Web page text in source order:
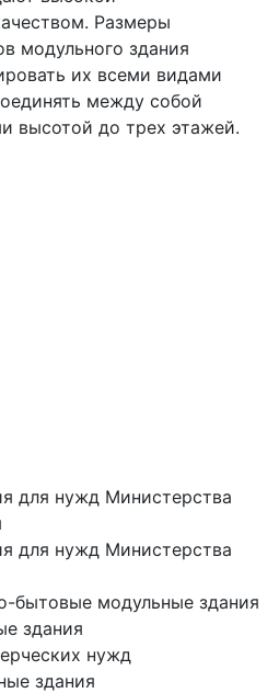
Размеры
модульного здания
их всеми видами
между собой
высотой до трех этажей.
для нужд Министерства
для нужд Министерства
бытовые модульные здания
здания
нужд
здания